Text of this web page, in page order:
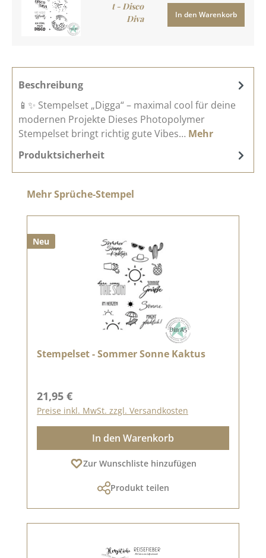
t - Disco
Diva
In den Warenkorb
Beschreibung
📱✨ Stempelset „Digga“ – maximal cool für deine
modernen Projekte Dieses Photopolymer
Stempelset bringt richtig gute Vibes… Mehr
Produktsicherheit
Produktgalerie überspringen
Mehr Sprüche-Stempel
Neu
Stempelset - Sommer Sonne Kaktus
Regulärer Preis:
21,95 €
Preise inkl. MwSt. zzgl. Versandkosten
In den Warenkorb
Zur Wunschliste hinzufügen
Produkt teilen